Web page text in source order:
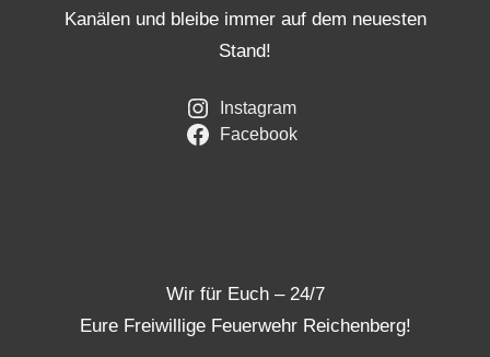
Kanälen und bleibe immer auf dem neuesten
Stand!
Instagram
Facebook
Wir für Euch – 24/7
Eure Freiwillige Feuerwehr Reichenberg!